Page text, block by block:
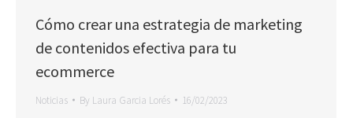
Cómo crear una estrategia de marketing
de contenidos efectiva para tu
ecommerce
Noticias By Laura Garcia Lorés 16/02/2023